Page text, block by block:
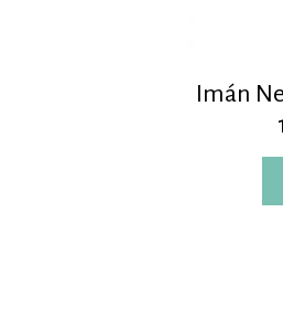
Imán